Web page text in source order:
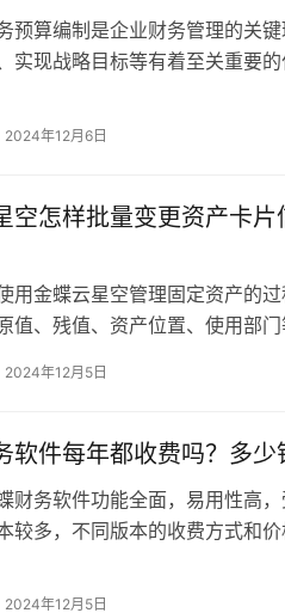
预算编制是企业财务管理的关
实现战略目标等有着至关重要
2024年12月6日
空怎样批量变更资产卡
用金蝶云星空管理固定资产的
值、残值、资产位置、使用部
造后有变化，后续需要操作变更
2024年12月5日
软件每年都收费吗？多少
财务软件功能全面，易用性高
较多，不同版本的收费方式和
2024年12月5日